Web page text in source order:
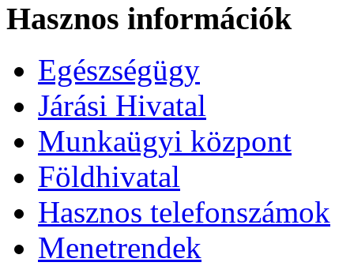
Hasznos információk
Egészségügy
Járási Hivatal
Munkaügyi központ
Földhivatal
Hasznos telefonszámok
Menetrendek